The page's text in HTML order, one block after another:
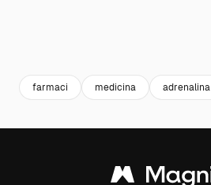
farmaci medicina adrenalina